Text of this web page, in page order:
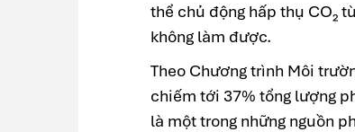
thể chủ động hấp thụ CO₂
không làm được.
Theo Chương trình Môi
chiếm tới 37% tổng lượng
là một trong những nguồn